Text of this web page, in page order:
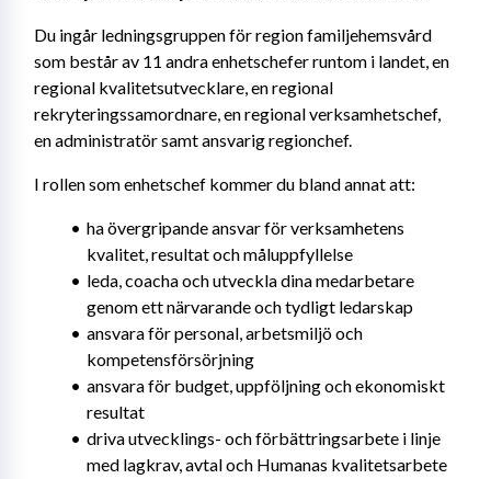
Du ingår ledningsgruppen för region familjehemsvård
som består av 11 andra enhetschefer runtom i landet, en
regional kvalitetsutvecklare, en regional
rekryteringssamordnare, en regional verksamhetschef,
en administratör samt ansvarig regionchef.
I rollen som enhetschef kommer du bland annat att:
ha övergripande ansvar för verksamhetens
kvalitet, resultat och måluppfyllelse
leda, coacha och utveckla dina medarbetare
genom ett närvarande och tydligt ledarskap
ansvara för personal, arbetsmiljö och
kompetensförsörjning
ansvara för budget, uppföljning och ekonomiskt
resultat
driva utvecklings- och förbättringsarbete i linje
med lagkrav, avtal och Humanas kvalitetsarbete